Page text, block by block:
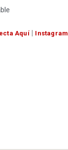
Aquí| Instagram